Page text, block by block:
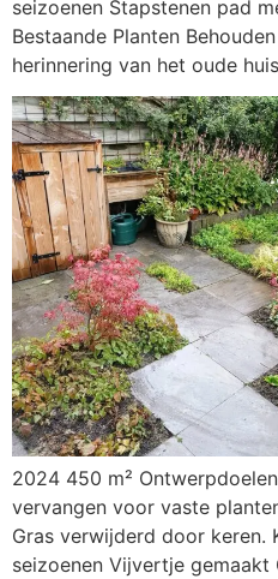
seizoenen Stapstenen pad
Bestaande Planten
herinnering van het oude
2024 450 m²
vervangen voor vaste
Gras verwijderd door keren.
seizoenen Vijvertje